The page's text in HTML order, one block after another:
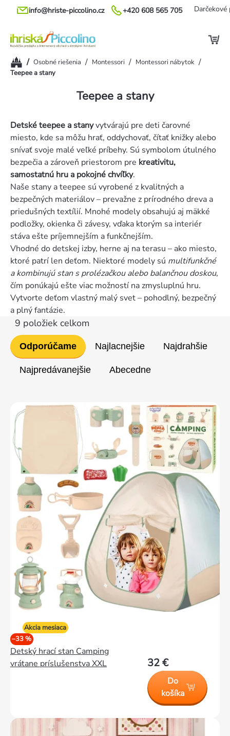
Prejsť
+420 608 565 705
info@hriste-piccolino.cz Darčekové
Domov
/ Osobné riešenia / Montessori / Montessori nábytok /
Teepee a stany
Teepee a stany
Detské teepee a stanyvytvárajú pre deti čarovné
miesto, kde sa môžu hrať, oddychovať, čítať knižky alebo
snívať svoje malé veľké príbehy. Sú symbolom útulného
bezpečia a zároveň priestorom pre kreativitu,
samostatnú hru a pokojné chvíľky.
Naše stany a teepee sú vyrobené z kvalitných a
bezpečných materiálov – prevažne z prírodného dreva a
priedušných textílií. Mnohé modely obsahujú aj mäkké
podložky, okienka či závesy, vďaka ktorým sa interiér
stáva ešte príjemnejším a funkčnejším.
Vhodné do detskej izby, herne aj na terasu – ako miesto,
ktoré patrí len deťom. Niektoré modely sú multifunkčné
a kombinujú stan s prolézačkou alebo balančnou doskou,
čím ponúkajú ešte viac možností na zmysluplnú hru.
Vytvorte deťom vlastný malý svet – pohodlný, bezpečný
a plný fantázie.
Radenie
produktov
Odporúčame Najlacnejšie Najdrahšie
Najpredávanejšie Abecedne
9 položiek celkom
Výpis
produktov
Akcia mesiaca
–33 %
Detský hrací stan Camping
vrátane príslušenstva XXL
32 €
Do
košíka